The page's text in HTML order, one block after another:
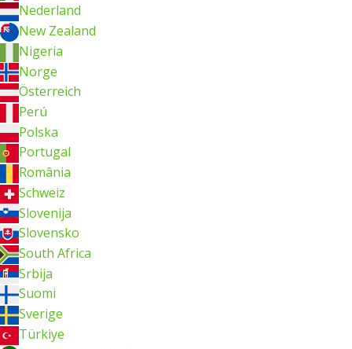
Nederland
New Zealand
Nigeria
Norge
Österreich
Perú
Polska
Portugal
România
Schweiz
Slovenija
Slovensko
South Africa
Srbija
Suomi
Sverige
Türkiye